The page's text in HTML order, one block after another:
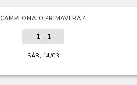
CAMPEONATO PRIMAVERA 4
1- 1
SÁB, 14/03